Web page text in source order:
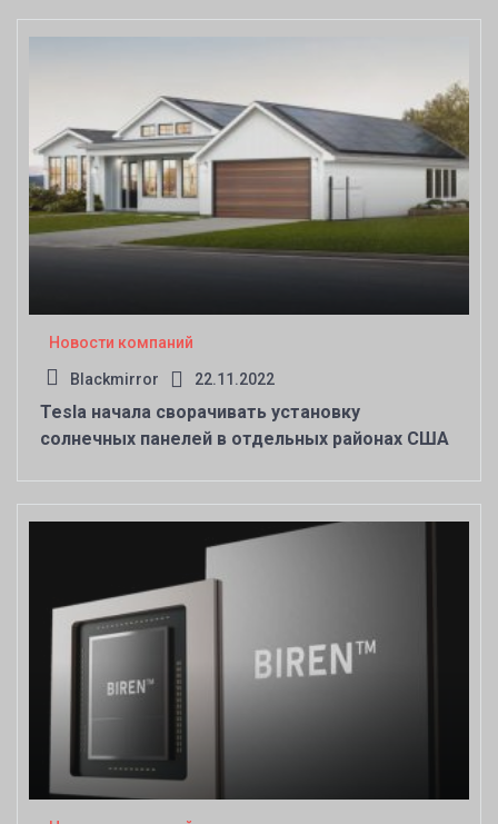
Новости компаний
Blackmirror 22.11.2022
Tesla начала сворачивать установку
солнечных панелей в отдельных районах США